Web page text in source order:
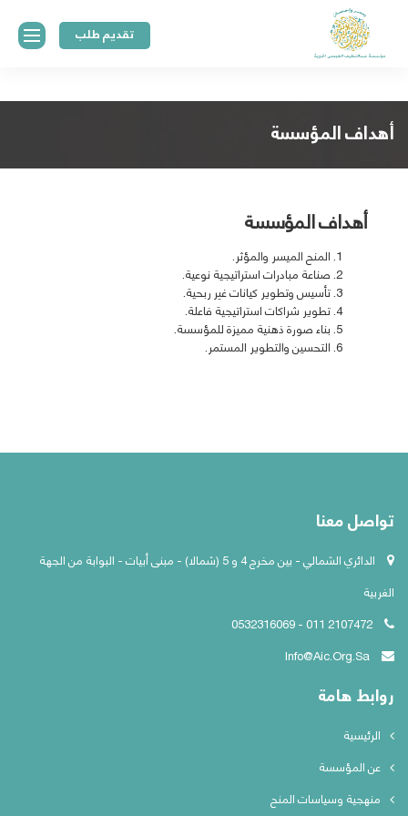
تقديم طلب
الرئيسية
المؤسسة
وسياسات
المشاريع
معنا
أهداف المؤسسة
أهداف المؤسسة
المنح الميسر والمؤثر.
صناعة مبادرات استراتيجية نوعية.
تأسيس وتطوير كيانات غير ربحية.
تطوير شراكات استراتيجية فاعلة.
بناء صورة ذهنية مميزة للمؤسسة.
التحسين والتطوير المستمر.
تواصل معنا
الدائري الشمالي - بين مخرج 4 و 5 (شمالا) - مبنى أبيات - البوابة من الجهة
الغربية
روابط هامة
الرئيسية
عن المؤسسة
منهجية وسياسات المنح